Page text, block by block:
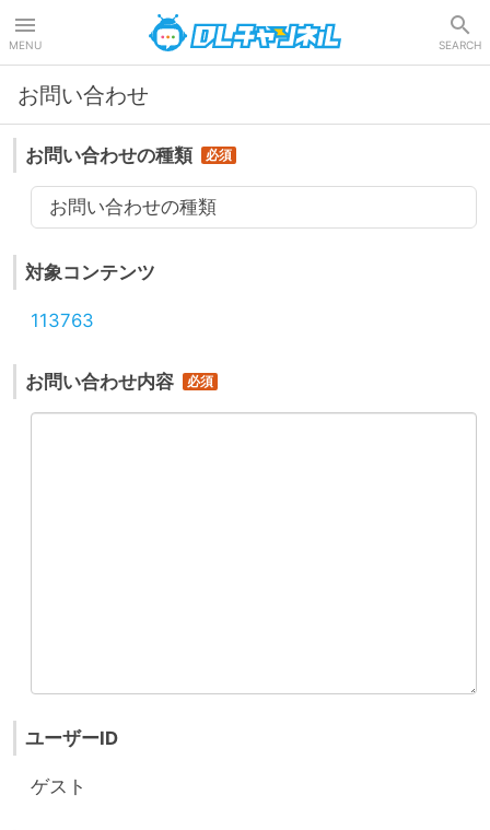
MENU SEARCH
お問い合わせ
お問い合わせの種類
お問い合わせの種類
対象コンテンツ
113763
お問い合わせ内容
ユーザーID
ゲスト